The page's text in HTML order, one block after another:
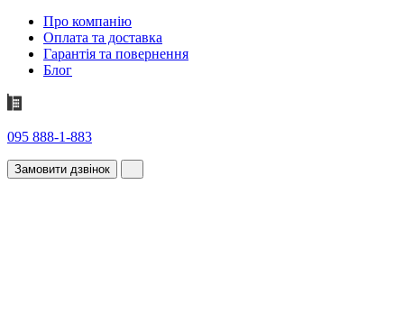
Про компанію
Оплата та доставка
Гарантія та повернення
Блог
095 888-1-883
Замовити дзвінок